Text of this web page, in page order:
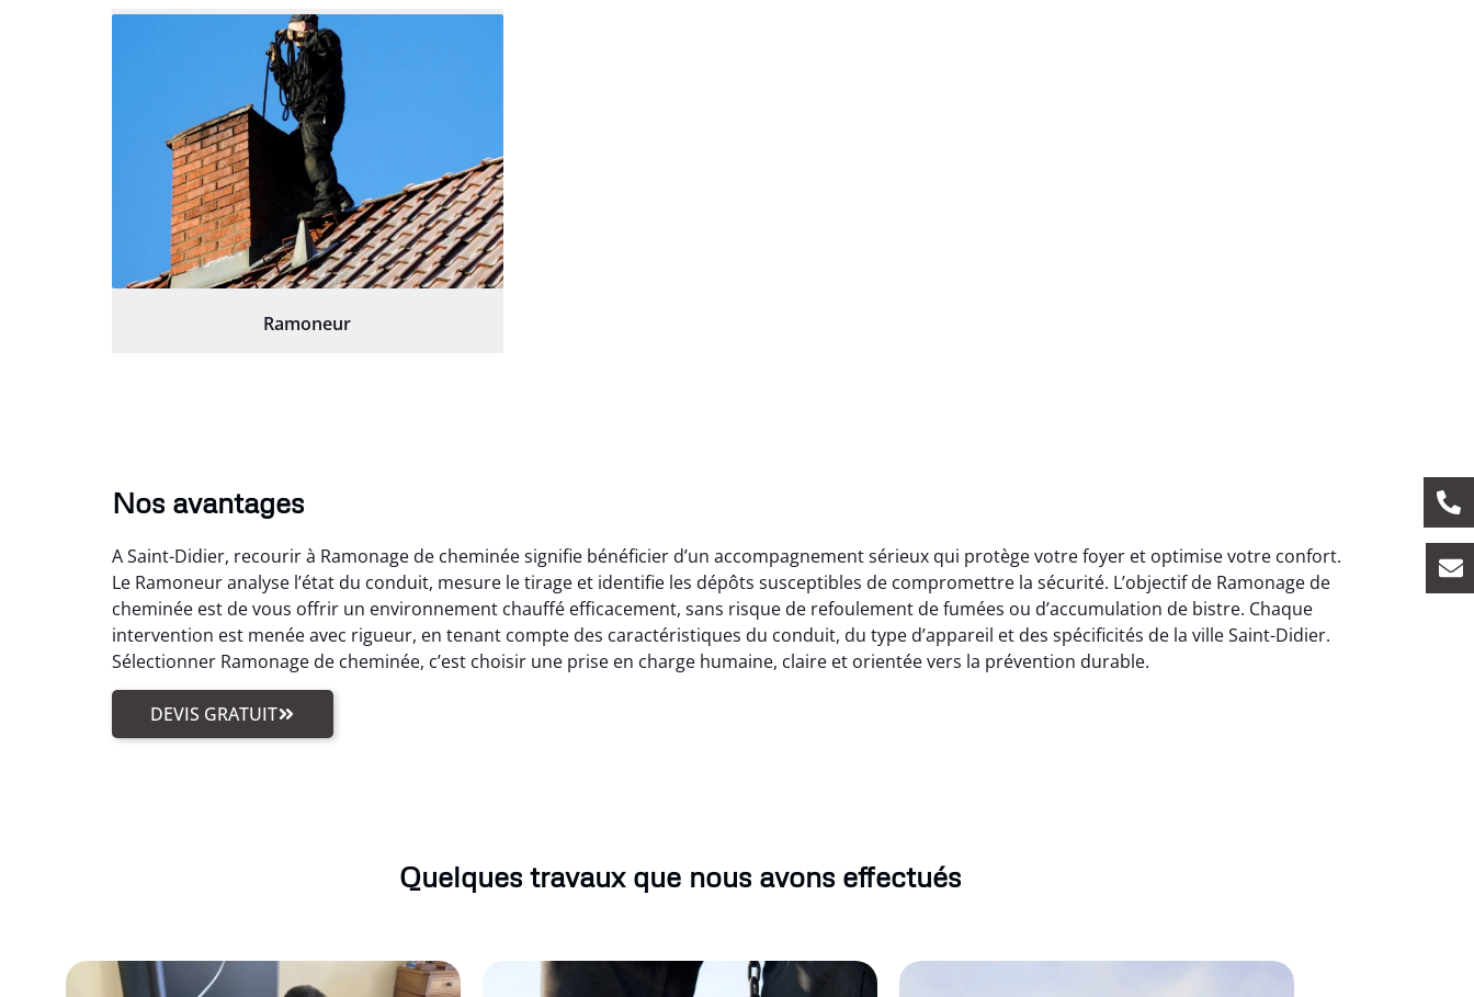
Ramoneur
Nos avantages
A Saint-Didier, recourir à Ramonage de cheminée signifie bénéficier d’un accompagnement sérieux qui protège votre foyer et optimise votre confort.
Le Ramoneur analyse l’état du conduit, mesure le tirage et identifie les dépôts susceptibles de compromettre la sécurité. L’objectif de Ramonage de
cheminée est de vous offrir un environnement chauffé efficacement, sans risque de refoulement de fumées ou d’accumulation de bistre. Chaque
intervention est menée avec rigueur, en tenant compte des caractéristiques du conduit, du type d’appareil et des spécificités de la ville Saint-Didier.
Sélectionner Ramonage de cheminée, c’est choisir une prise en charge humaine, claire et orientée vers la prévention durable.
DEVIS GRATUIT
Quelques travaux que nous avons effectués